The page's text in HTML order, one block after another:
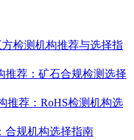
检测机构推荐与选择指
推荐：矿石合规检测选择
推荐：RoHS检测机构选
合规机构选择指南